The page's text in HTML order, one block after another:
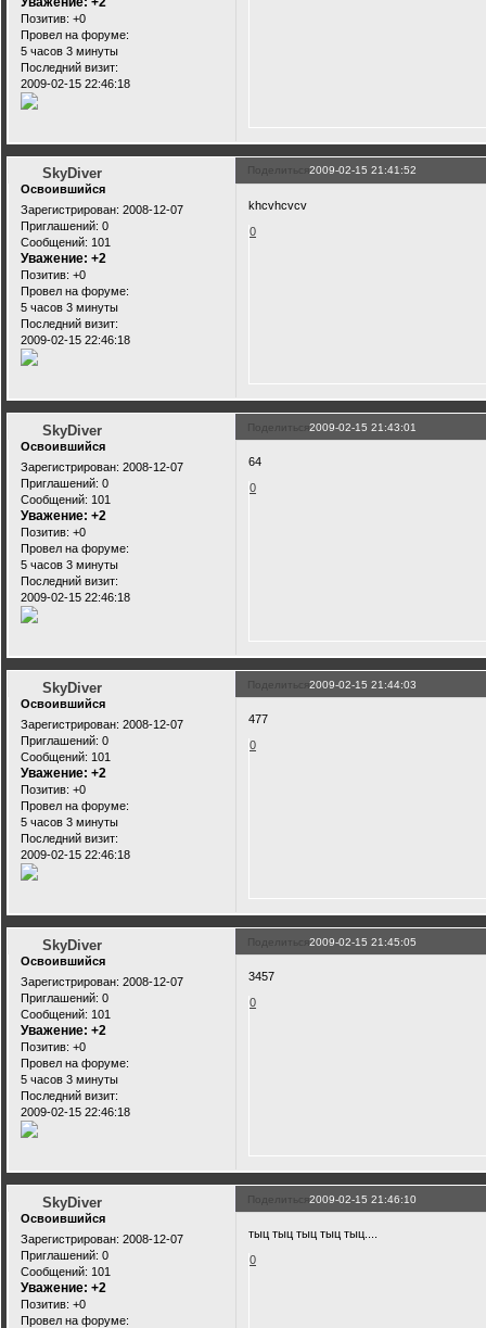
Позитив: +0
Провел на форуме:
5 часов 3 минуты
Последний визит:
2009-02-15 22:46:18
Поделиться2009-02-15 21:41:52
SkyDiver
Освоившийся
Зарегистрирован: 2008-12-07
Приглашений: 0
Сообщений: 101
Уважение: +2
Позитив: +0
Провел на форуме:
5 часов 3 минуты
Последний визит:
2009-02-15 22:46:18
khcvhcvcv
0
Поделиться2009-02-15 21:43:01
SkyDiver
Освоившийся
Зарегистрирован: 2008-12-07
Приглашений: 0
Сообщений: 101
Уважение: +2
Позитив: +0
Провел на форуме:
5 часов 3 минуты
Последний визит:
2009-02-15 22:46:18
64
0
Поделиться2009-02-15 21:44:03
SkyDiver
Освоившийся
Зарегистрирован: 2008-12-07
Приглашений: 0
Сообщений: 101
Уважение: +2
Позитив: +0
Провел на форуме:
5 часов 3 минуты
Последний визит:
2009-02-15 22:46:18
477
0
Поделиться2009-02-15 21:45:05
SkyDiver
Освоившийся
Зарегистрирован: 2008-12-07
Приглашений: 0
Сообщений: 101
Уважение: +2
Позитив: +0
Провел на форуме:
5 часов 3 минуты
Последний визит:
2009-02-15 22:46:18
3457
0
Поделиться2009-02-15 21:46:10
SkyDiver
Освоившийся
Зарегистрирован: 2008-12-07
Приглашений: 0
Сообщений: 101
Уважение: +2
Позитив: +0
Провел на форуме:
тыц тыц тыц тыц тыц....
0